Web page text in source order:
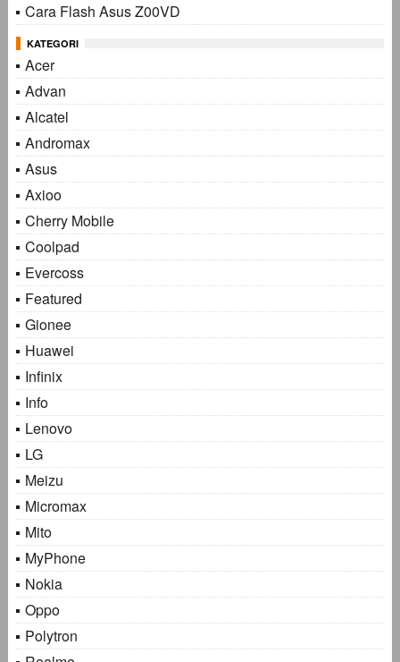
Cara Flash Asus Z00VD
KATEGORI
Acer
Advan
Alcatel
Andromax
Asus
Axioo
Cherry Mobile
Coolpad
Evercoss
Featured
Gionee
Huawei
Infinix
Info
Lenovo
LG
Meizu
Micromax
Mito
MyPhone
Nokia
Oppo
Polytron